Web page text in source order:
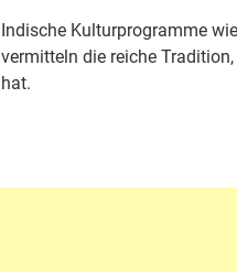
Indische Kulturprogramme
vermitteln die reiche
hat.